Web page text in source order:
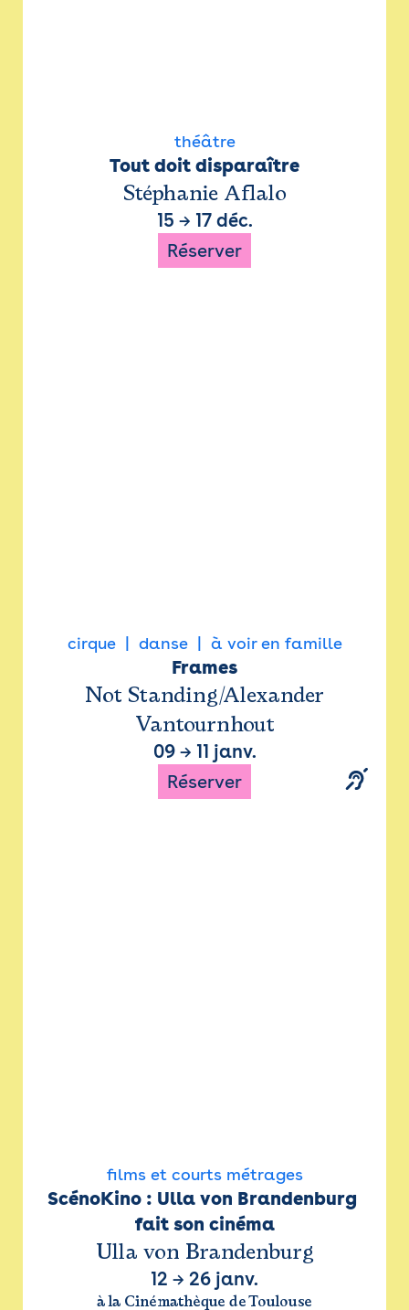
théâtre
Tout doit disparaître
Stéphanie Aflalo
15 → 17 déc.
Réserver
cirque danse à voir en famille
Frames
Not Standing/Alexander
Vantournhout
09→ 11 janv.
Réserver
films et courts métrages
ScénoKino : Ulla von Brandenburg
fait son cinéma
Ulla von Brandenburg
12 → 26 janv.
à la Cinémathèque de Toulouse